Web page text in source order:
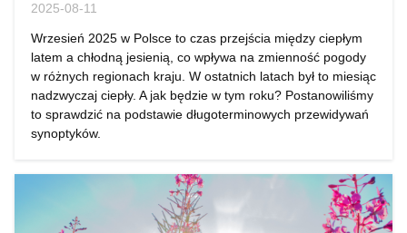
2025-08-11
Wrzesień 2025 w Polsce to czas przejścia między ciepłym
latem a chłodną jesienią, co wpływa na zmienność pogody
w różnych regionach kraju. W ostatnich latach był to miesiąc
nadzwyczaj ciepły. A jak będzie w tym roku? Postanowiliśmy
to sprawdzić na podstawie długoterminowych przewidywań
synoptyków.